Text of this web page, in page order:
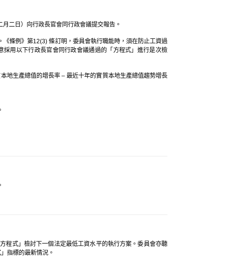
二日）向行政長官會同行政會議提交報告。
條例》第12(3) 條訂明，委員會執行職能時，須在防止工資過
用以下行政長官會同行政會議通過的「方程式」進行是次檢
地生產總值的增長率 – 最近十年的實質本地生產總值趨勢增長
程式」檢討下一個法定最低工資水平的執行方案。委員會亦聽
指標的最新情況。